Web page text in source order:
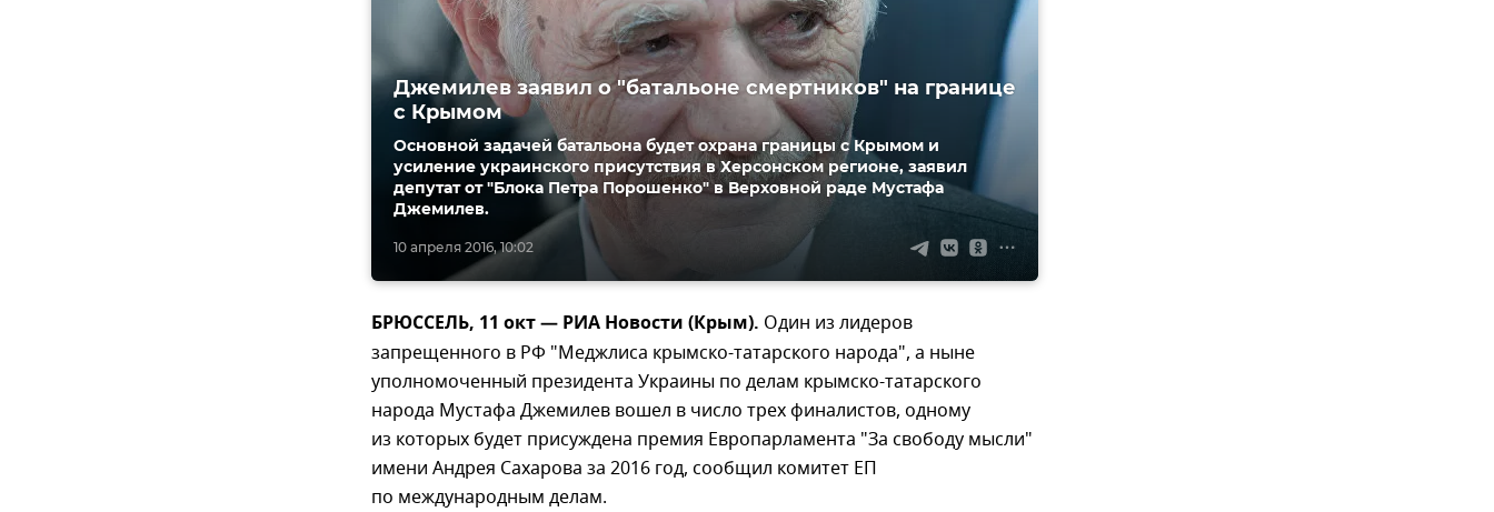
10 апреля 2016, 10:02
Джемилев заявил о "батальоне смертников" на границе
с Крымом
Основной задачей батальона будет охрана границы с Крымом и
усиление украинского присутствия в Херсонском регионе, заявил
депутат от "Блока Петра Порошенко" в Верховной раде Мустафа
Джемилев.
БРЮССЕЛЬ, 11 окт — РИА Новости (Крым). Один из лидеров
запрещенного в РФ "Меджлиса крымско-татарского народа", а ныне
уполномоченный президента Украины по делам крымско-татарского
народа Мустафа Джемилев вошел в число трех финалистов, одному
из которых будет присуждена премия Европарламента "За свободу мысли"
имени Андрея Сахарова за 2016 год, сообщил комитет ЕП
по международным делам.